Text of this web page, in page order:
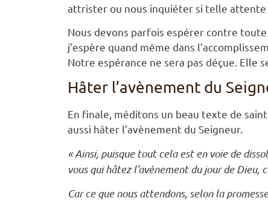
attrister ou nous inquiéter si telle attente
Nous devons parfois espérer contre
j’espère quand même dans
Notre espérance ne sera pas déçue. Elle
Hâter l’avènement du
En finale, méditons un beau texte de
aussi hâter l’avènement du Seigneur.
« Ainsi, puisque tout cela est en voie de
vous qui hâtez l’avènement du jour de
Car ce que nous attendons, selon la